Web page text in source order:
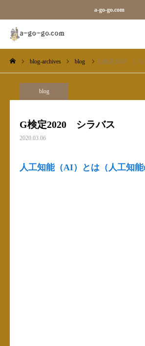
a-go-go.com
blog-archives blog G検定2020 シラ
blog
G検定2020 シラバス
2020.03.06
人工知能（AI）とは（人工知能
外字一覧
お知らせ
ギャラリーカテゴリ（メガ）